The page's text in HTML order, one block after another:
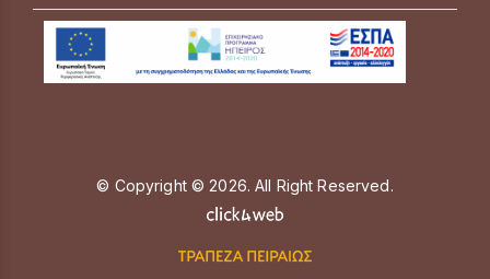
© Copyright © 2026. All Right Reserved.